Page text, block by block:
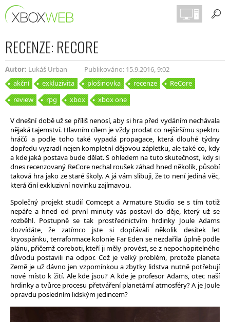
RECENZE: RECORE
Autor: Lukáš Urban
Publikováno: 15.9.2016, 9:02
akční
exkluzivita plošinovka recenze
ReCore
review
rpg xbox xbox one
V dnešní době už se příliš nenosí, aby si hra před vydáním nechávala
nějaká tajemství. Hlavním cílem je vždy prodat co nejširšímu spektru
hráčů a podle toho také vypadá propagace, která dlouhé týdny
dopředu vyzradí nejen kompletní dějovou zápletku, ale také co, kdy
a kde jaká postava bude dělat. S ohledem na tuto skutečnost, kdy si
dnes recenzovaný ReCore nechal roušek záhad hned několik, působí
taková hra jako ze staré školy. A já vám slibuji, že to není jediná věc,
která činí exkluzivní novinku zajímavou.
Společný projekt studií Comcept a Armature Studio se s tím totiž
nepáře a hned od první minuty vás postaví do děje, který už se
rozběhl. Postupně se tak prostřednictvím hrdinky Joule Adams
dozvídáte, že zatímco jste si dopřávali několik desítek let
kryospánku, terraformace kolonie Far Eden se nezdařila úplně podle
plánu, přičemž coreboti, kteří ji měly provést, se z nepochopitelného
důvodu postavili na odpor. Což je velký problém, protože planeta
Země je už dávno jen vzpomínkou a zbytky lidstva nutně potřebují
nové místo k žití. Ale kde jsou? A kde je profesor Adams, otec naší
hrdinky a tvůrce procesu přetváření planetární atmosféry? A je Joule
opravdu posledním lidským jedincem?